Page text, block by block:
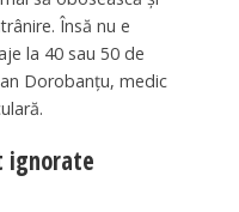
Însă nu e
la 40 sau 50 de
Dorobanțu, medic
ignorate